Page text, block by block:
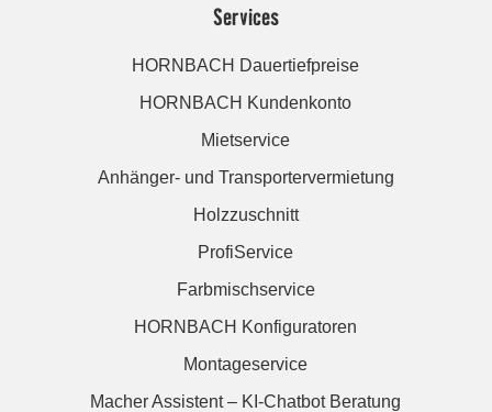
Services
HORNBACH Dauertiefpreise
HORNBACH Kundenkonto
Mietservice
Anhänger- und Transportervermietung
Holzzuschnitt
ProfiService
Farbmischservice
HORNBACH Konfiguratoren
Montageservice
Macher Assistent – KI-Chatbot Beratung